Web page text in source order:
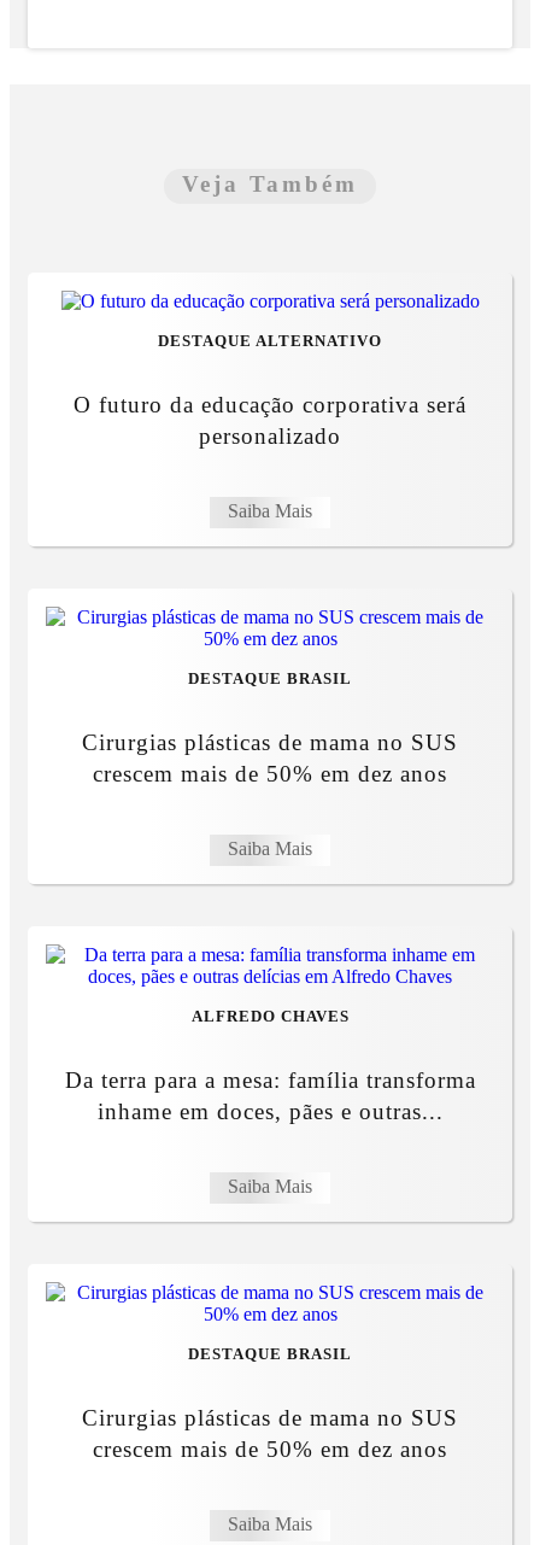
Veja Também
DESTAQUE ALTERNATIVO
O futuro da educação corporativa será
personalizado
Saiba Mais
DESTAQUE BRASIL
Cirurgias plásticas de mama no SUS
crescem mais de 50% em dez anos
Saiba Mais
ALFREDO CHAVES
Da terra para a mesa: família transforma
inhame em doces, pães e outras...
Saiba Mais
DESTAQUE BRASIL
Cirurgias plásticas de mama no SUS
crescem mais de 50% em dez anos
Saiba Mais